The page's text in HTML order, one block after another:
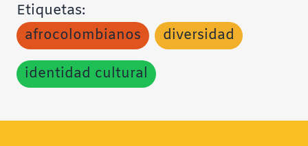
Etiquetas:
afrocolombianos
diversidad
identidad cultural